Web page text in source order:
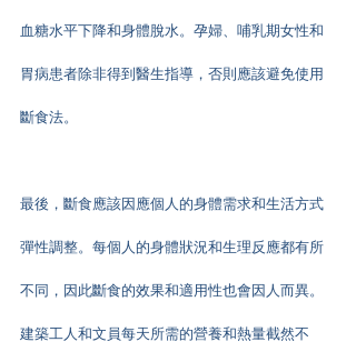
血糖水平下降和身體脫水。孕婦、哺乳期女性和
胃病患者除非得到醫生指導，否則應該避免使用
斷食法。
最後，斷食應該因應個人的身體需求和生活方式
彈性調整。每個人的身體狀況和生理反應都有所
不同，因此斷食的效果和適用性也會因人而異。
建築工人和文員每天所需的營養和熱量截然不